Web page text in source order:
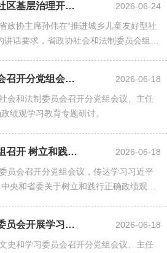
省政协社会科学界聚焦社区基层治理开展专题调研
2026-06-24
政协主席孙伟在“推进城乡儿童友好型社
讲话要求，省政协社会和法制委员会组织
省政协社会和法制委员会召开分党组会议主任会议 开展树立和践行正确政绩观...
2026-06-18
会和法制委员会召开分党组会议、主任
绩观学习教育专题研讨。
省政协提案委员会分党组召开 树立和践行正确政绩观学习教育专题研讨交流会...
2026-06-18
员会召开分党组会议，传达学习习近平
央和省委关于树立和践行正确政绩观有
省政协文化文史和学习委员会开展学习教育研讨交流
2026-06-18
史和学习委员会召开分党组会议、主任